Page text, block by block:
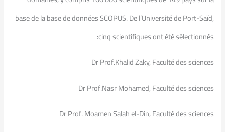
base de la base de données SCOPUS. De l’Université de Port-Saïd,
cinq scientifiques ont été sélectionnés:
Dr Prof.Khalid Zaky, Faculté des sciences
Dr Prof.Nasr Mohamed, Faculté des sciences
Dr Prof. Moamen Salah el-Din, Faculté des sciences